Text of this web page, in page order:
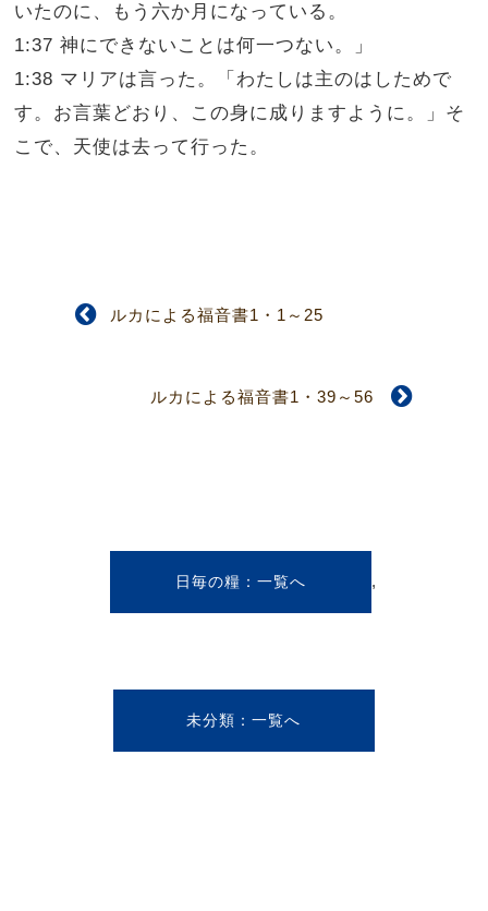
いたのに、もう六か月になっている。
1:37 神にできないことは何一つない。」
1:38 マリアは言った。「わたしは主のはしためで
す。お言葉どおり、この身に成りますように。」そ
こで、天使は去って行った。
ルカによる福音書1・1～25
ルカによる福音書1・39～56
日毎の糧 ,
未分類